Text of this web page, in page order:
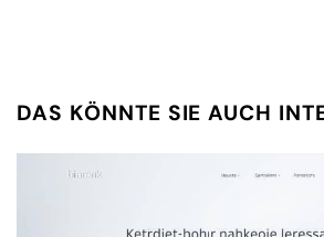
DAS KÖNNTE SIE AUCH